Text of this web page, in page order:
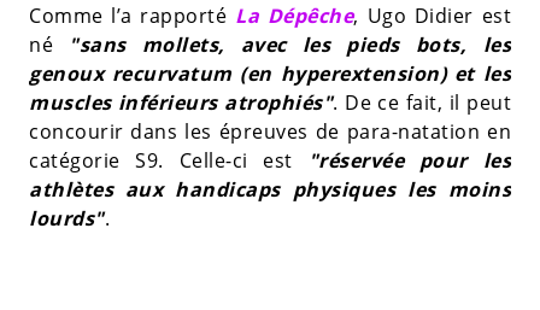
Comme l’a rapporté La Dépêche, Ugo Didier est
né
"sans mollets, avec les pieds bots, les
genoux recurvatum (en hyperextension) et les
muscles inférieurs atrophiés". De ce fait, il peut
concourir dans les épreuves de para-natation en
catégorie S9. Celle-ci est
"réservée pour les
athlètes aux handicaps physiques les moins
lourds".